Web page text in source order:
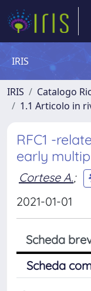
IRIS
IRIS Catalogo
1.1 Articolo in
RFC1 -
early
Cortese A.;
2021-01-01
Scheda
Scheda